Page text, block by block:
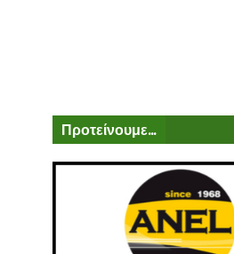
Προτείνουμε...